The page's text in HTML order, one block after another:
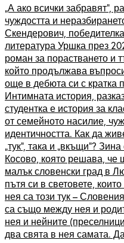
„А ако всички забравят“,
чуждостта и
Скендерович,
литература Уршка през
роман за порастването и
който продължава
още в дебюта си с кратка
Интимната история,
студентка е история за
от семейното насилие,
идентичността. Как да
„тук“, така и „вкъщи“?
Косово, която решава, че
малък словенски град в
пътя си в световете,
нея са този тук –
са също между нея и
нея и нейните
два свята в нея самата.